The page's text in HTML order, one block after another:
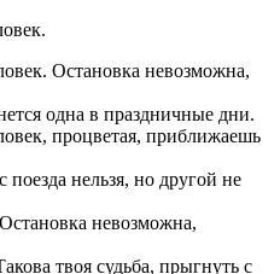
Остановка невозможна,
одна в праздничные дни.
процветая, приближаешь
поезда нельзя, но другой не
невозможна,
твоя судьба, прыгнуть с